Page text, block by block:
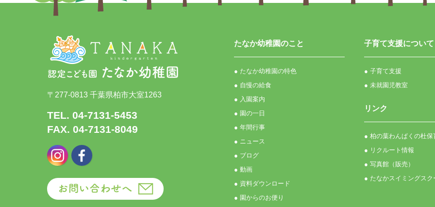
たなか幼稚園のこと
● たなか幼稚園の特色
● 自慢の給食
● 入園案内
● 園の一日
● 年間行事
● ニュース
● ブログ
● 動画
● 資料ダウンロード
● 園からのお便り
子育て支援について
● 子育て支援
● 未就園児教室
リンク
● 柏の葉わんぱくの杜保
● リクルート情報
● 写真館（販売）
● たなかスイミングスク
〒277-0813 千葉県柏市大室1263
TEL. 04-7131-5453
FAX. 04-7131-8049